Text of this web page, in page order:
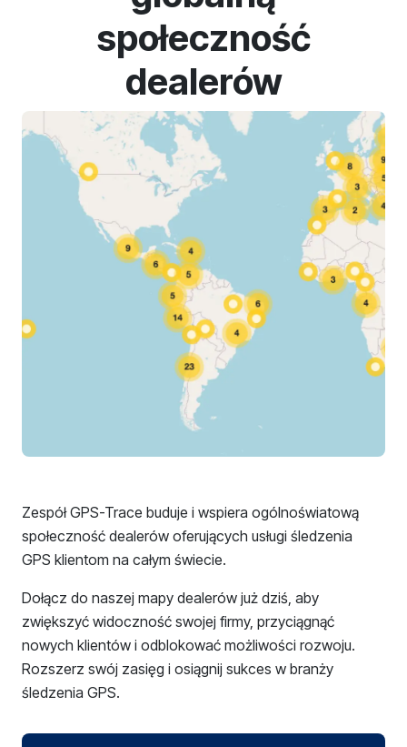
społeczność
dealerów
Zespół GPS-Trace buduje i wspiera ogólnoświatową
społeczność dealerów oferujących usługi śledzenia
GPS klientom na całym świecie.
Dołącz do naszej mapy dealerów już dziś, aby
zwiększyć widoczność swojej firmy, przyciągnąć
nowych klientów i odblokować możliwości rozwoju.
Rozszerz swój zasięg i osiągnij sukces w branży
śledzenia GPS.